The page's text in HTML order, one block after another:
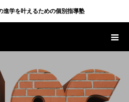
進学を叶えるための個別指導塾